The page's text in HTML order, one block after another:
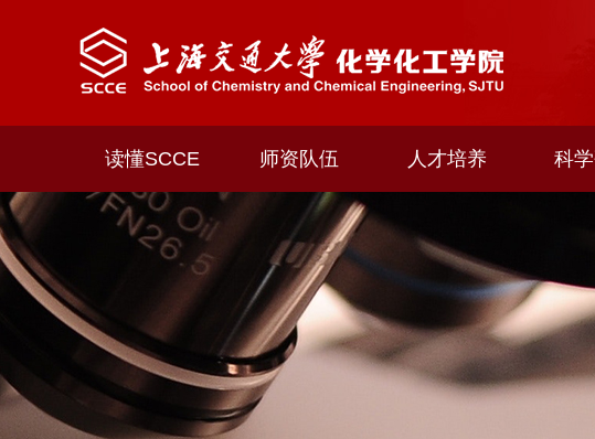
读懂SCCE 师资队伍 人才培养 科